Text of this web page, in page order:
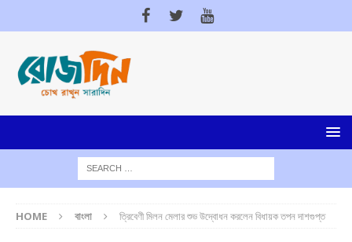
HOME বাংলা ত্রিবেণী মিলন মেলার শুভ উদ্বোধন করলেন বিধায়ক তপন দাশগুপ্ত